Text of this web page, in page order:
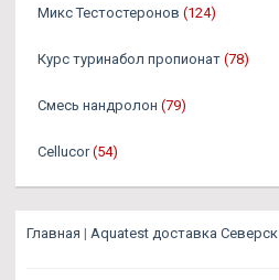
Микс Тестостеронов (124)
Курс туринабол пропионат (78)
Смесь нандролон (79)
Cellucor (54)
Главная | Aquatest доставка Северск